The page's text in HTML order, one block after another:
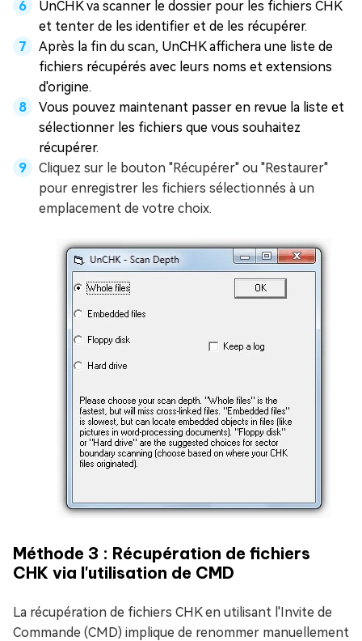
UnCHK va scanner le dossier pour les fichiers CHK
et tenter de les identifier et de les récupérer.
Après la fin du scan, UnCHK affichera une liste de
fichiers récupérés avec leurs noms et extensions
d'origine.
Vous pouvez maintenant passer en revue la liste et
sélectionner les fichiers que vous souhaitez
récupérer.
Cliquez sur le bouton "Récupérer" ou "Restaurer"
pour enregistrer les fichiers sélectionnés à un
emplacement de votre choix.
Méthode 3 : Récupération de fichiers
CHK via l'utilisation de CMD
La récupération de fichiers CHK en utilisant l'Invite de
Commande (CMD) implique de renommer manuellement